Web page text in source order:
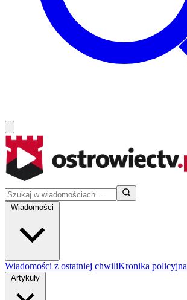
Wiadomości
Wiadomości z ostatniej chwiliKronika policyjna
Artykuły